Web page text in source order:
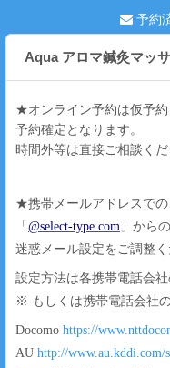
予約
Aqua アロマ鍼灸マッ
★オンライン予約は仮予
予約確定となります。
時間外等は直接ご相談くだ
★携帯メールアドレスでの
「 @select-type.com 」から
迷惑メール設定をご調整く
設定方法は各携帯電話会
※ もしくは携帯電話会社
Docomo https://
AU http://www.au.kddi.com/